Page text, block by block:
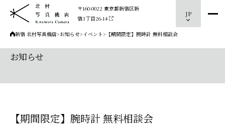
〒160-0022 東京都新宿区新
宿3丁目26-14
JP
新宿 北村写真機店>お知らせ>イベント> 【期間限定】腕時計 無料相談会
お知らせ
【期間限定】腕時計 無料相談会